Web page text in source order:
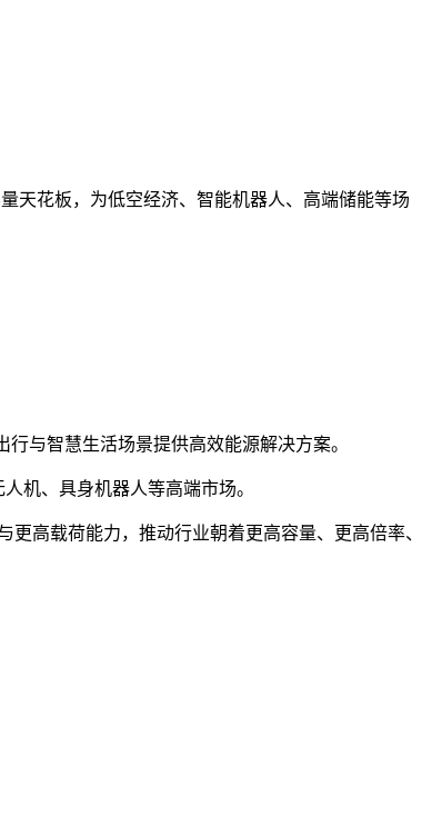
天花板，为低空经济、智能机器人、高端储能等场
与智慧生活场景提供高效能源解决方案。
机、具身机器人等高端市场。
高载荷能力，推动行业朝着更高容量、更高倍率、